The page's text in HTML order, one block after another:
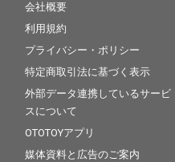
会社概要
利用規約
プライバシー・ポリシー
特定商取引法に基づく表示
外部データ連携しているサービ
スについて
OTOTOYアプリ
媒体資料と広告のご案内